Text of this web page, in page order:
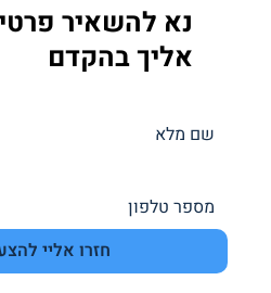
נא להשאיר
אליך בהקדם
חזרו אליי